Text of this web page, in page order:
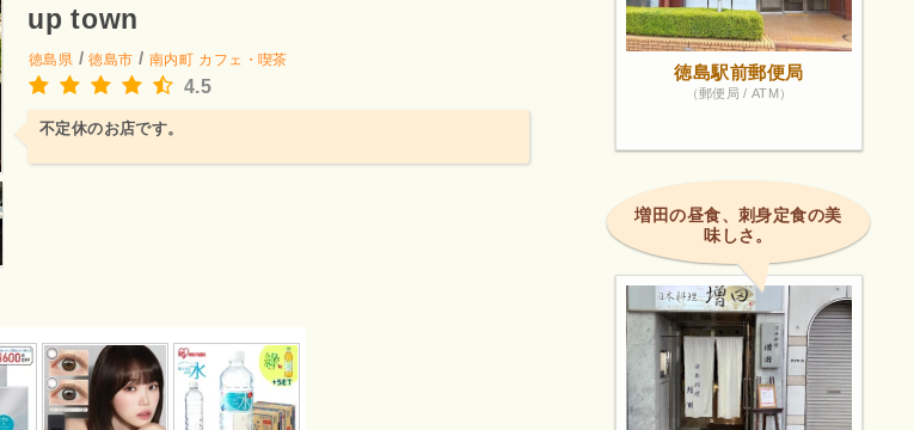
up town
徳島県 /徳島市 / 南内町 カフェ・喫茶
4.5
不定休のお店です。
徳島駅前郵便局
（郵便局 / ATM）
増田の昼食、刺身定食の美
味しさ。